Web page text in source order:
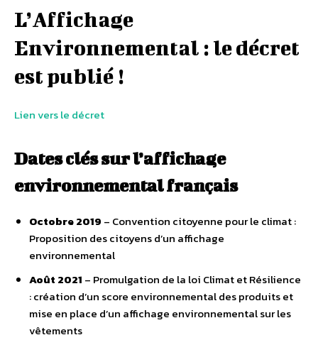
L’Affichage
Environnemental : le décret
est publié !
Lien vers le décret
Dates clés sur l’affichage
environnemental français
Octobre 2019 – Convention citoyenne pour le climat :
Proposition des citoyens d’un affichage
environnemental
Août 2021 – Promulgation de la loi Climat et Résilience
: création d’un score environnemental des produits et
mise en place d’un affichage environnemental sur les
vêtements